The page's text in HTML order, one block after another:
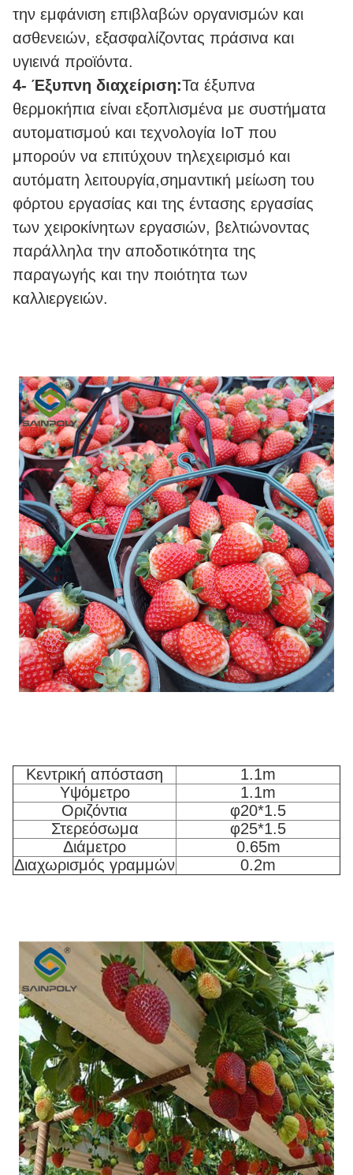
την εμφάνιση επιβλαβών οργανισμών και
ασθενειών, εξασφαλίζοντας πράσινα και
υγιεινά προϊόντα.
4- Έξυπνη διαχείριση:Τα έξυπνα
θερμοκήπια είναι εξοπλισμένα με συστήματα
αυτοματισμού και τεχνολογία IoT που
μπορούν να επιτύχουν τηλεχειρισμό και
αυτόματη λειτουργία,σημαντική μείωση του
φόρτου εργασίας και της έντασης εργασίας
των χειροκίνητων εργασιών, βελτιώνοντας
παράλληλα την αποδοτικότητα της
παραγωγής και την ποιότητα των
καλλιεργειών.
Κεντρική απόσταση
1.1m
Υψόμετρο
1.1m
Οριζόντια
φ20*1.5
Στερεόσωμα
φ25*1.5
Διάμετρο
0.65m
Διαχωρισμός γραμμών
0.2m